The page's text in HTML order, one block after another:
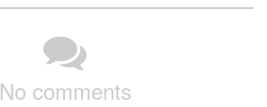
No comments